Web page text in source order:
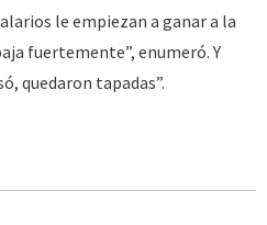
le empiezan a ganar a la
fuertemente”, enumeró. Y
quedaron tapadas”.